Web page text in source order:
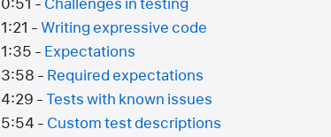
0:51 - Challenges in testing
1:21 -Writing expressive code
1:35 - Expectations
3:58 - Required expectations
4:29 -Tests with known issues
5:54 - Custom test descriptions